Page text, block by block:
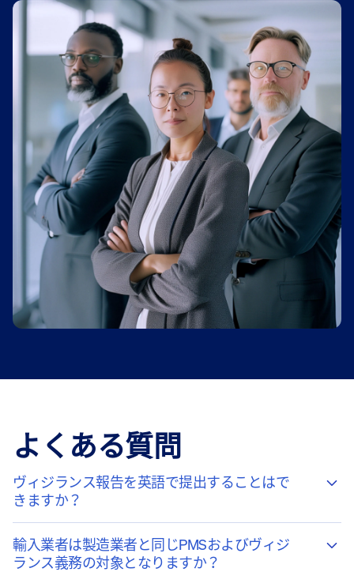
よくある質問
ヴィジランス報告を英語で提出することはで
きますか？
輸入業者は製造業者と同じPMSおよびヴィジ
ランス義務の対象となりますか？